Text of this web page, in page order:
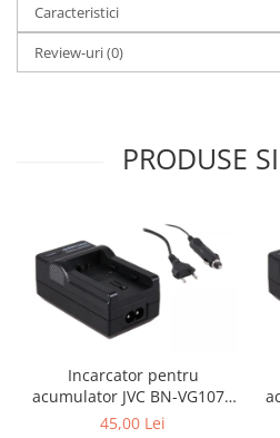
E14
E27
Telefoane mobile
Custi aparate foto-video
Incarcatoare auto
Telefoane mobile
Caracteristici
Review-uri(0)
PRODUSE
Incarcator pentru
acumulator JVC BN-VG107e
Patona
45,00 Lei